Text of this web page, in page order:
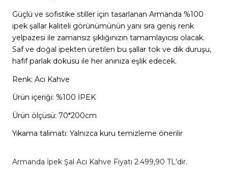
Güçlü ve sofistike stiller için tasarlanan Armanda %100
ipek şallar kaliteli görünümünün yanı sıra geniş renk
yelpazesi ile zamansız şıklığınızın tamamlayıcısı olacak.
Saf ve doğal ipekten üretilen bu şallar tok ve dik duruşu,
hafif parlak dokusu ile her anınıza eşlik edecek.
Renk: Acı Kahve
Ürün içeriği: %100 İPEK
Ürün ölçüsü: 70*200cm
Yıkama talimatı: Yalnızca kuru temizleme önerilir
Armanda İpek Şal Acı Kahve Fiyatı 2.499,90 TL'dir.